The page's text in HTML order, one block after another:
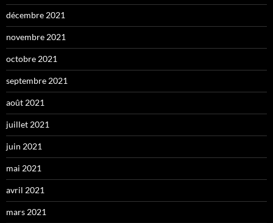
décembre 2021
novembre 2021
octobre 2021
septembre 2021
août 2021
juillet 2021
juin 2021
mai 2021
avril 2021
mars 2021